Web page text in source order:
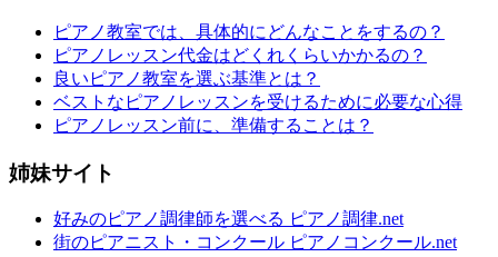
ピアノ教室では、具体的にどんなことをするの？
ピアノレッスン代金はどくれくらいかかるの？
良いピアノ教室を選ぶ基準とは？
ベストなピアノレッスンを受けるために必要な心得
ピアノレッスン前に、準備することは？
姉妹サイト
好みのピアノ調律師を選べる ピアノ調律.net
街のピアニスト・コンクール ピアノコンクール.net